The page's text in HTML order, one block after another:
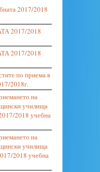
2017/2018
2017/2018
2017/2018
по приема в
2018г.
на
училища
2018 учебна
на
училища
2018 учебна